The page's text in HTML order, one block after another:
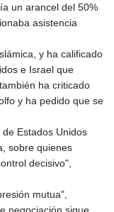
un arancel del 50%
asistencia
y ha calificado
e Israel que
ha criticado
y ha pedido que se
Estados Unidos
sobre quienes
decisivo",
mutua",